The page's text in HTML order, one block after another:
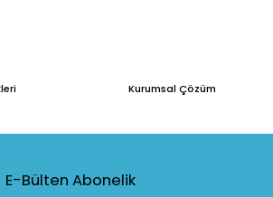
Kurumsal Çözüm
E-Bülten Abonelik